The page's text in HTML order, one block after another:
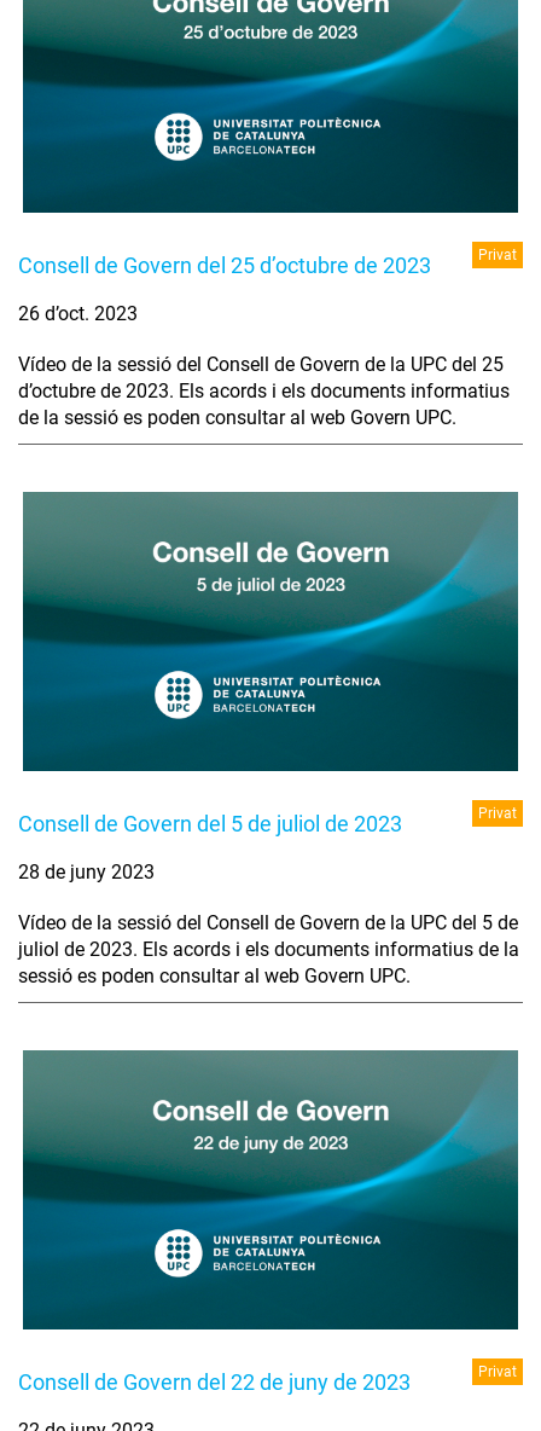
Consell de Govern del 25 d’octubre de 2023 Privat
26 d’oct. 2023
Vídeo de la sessió del Consell de Govern de la UPC del 25
d’octubre de 2023. Els acords i els documents informatius
de la sessió es poden consultar al web Govern UPC.
Consell de Govern del 5 de juliol de 2023 Privat
28 de juny 2023
Vídeo de la sessió del Consell de Govern de la UPC del 5 de
juliol de 2023. Els acords i els documents informatius de la
sessió es poden consultar al web Govern UPC.
Consell de Govern del 22 de juny de 2023 Privat